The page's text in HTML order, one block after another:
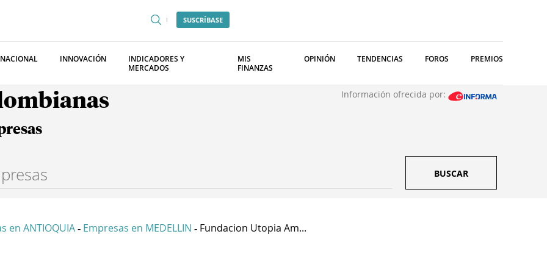
SUSCRÍBASE
INNOVACIÓN
INDICADORES Y
MERCADOS
MIS
FINANZAS
OPINIÓN TENDENCIAS FOROS PREMIOS
Información ofrecida por:
BUSCAR
en ANTIOQUIA - Empresas en MEDELLIN - Fundacion Utopia Am...